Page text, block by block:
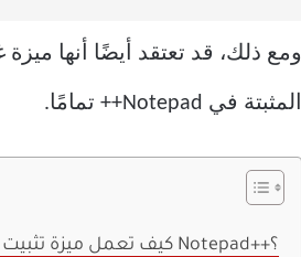
ومع ذلك، قد تعتقد أيضًا أنها
المثبتة في Notepad++ تمامًا.
كيف تعمل ميزة تثبيت علامات التبويب في Notepad++؟